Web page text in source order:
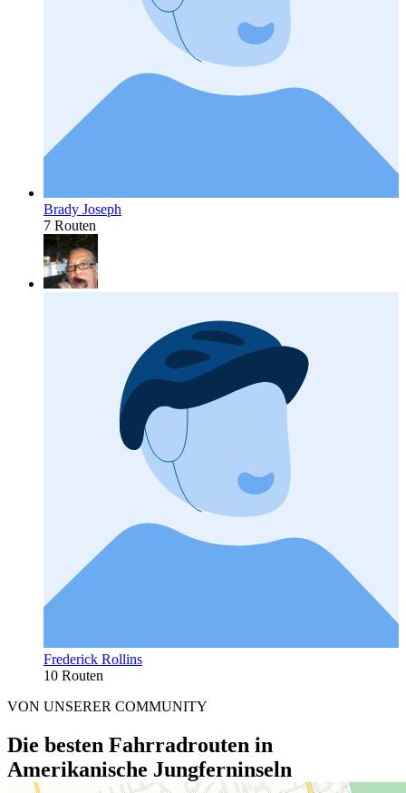
Brady Joseph
7 Routen
Frederick Rollins
10 Routen
VON UNSERER COMMUNITY
Die besten Fahrradrouten in
Amerikanische Jungferninseln